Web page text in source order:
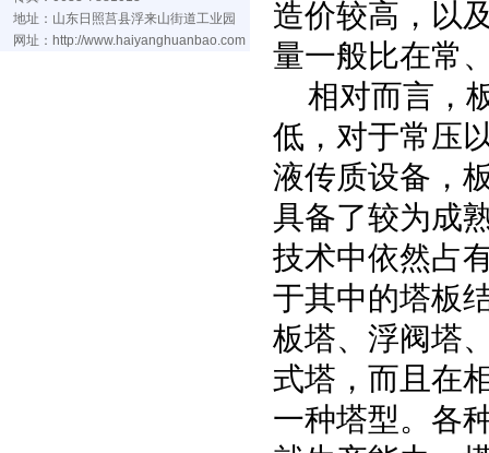
地址：山东日照莒县浮来山街道工业园
网址： http://www.haiyanghuanbao.com
造价较高，以
量一般比在常
相对而言，
低，对于常压
液传质设备，
具备了较为成
技术中依然占
于其中的塔板
板塔、浮阀塔
式塔，而且在
一种塔型。各